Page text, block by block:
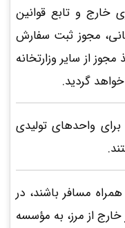
خارج و تابع قوانین
مجوز ثبت سفارش
از سایر وزارتخانه
گردید.
برای واحدهای تولیدی
مسافر باشند، در
از مرز، به مؤسسه‌